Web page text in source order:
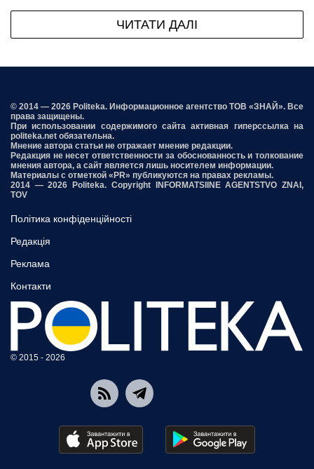
ЧИТАТИ ДАЛІ
© 2014 — 2026 Politeka. Информационное агентство ТОВ «ЗНАЙ». Все
права защищены.
При использовании содержимого сайта активная гиперссылка на
politeka.net обязательна.
Мнение автора статьи не отражает мнение редакции.
Редакция не несет ответственности за обоснованность и толкование
мнения автора, а сайт является лишь носителем информации.
Материалы с отметкой «PR» публикуются на правах рекламы.
2014 — 2026 Politeka. Copyright INFORMATSIINE AGENTSTVO ZNAI,
TOV
Політика конфіденційності
Редакція
Реклама
Контакти
© 2015 - 2026